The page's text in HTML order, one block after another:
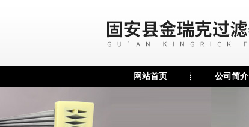
网站首页 公司简介